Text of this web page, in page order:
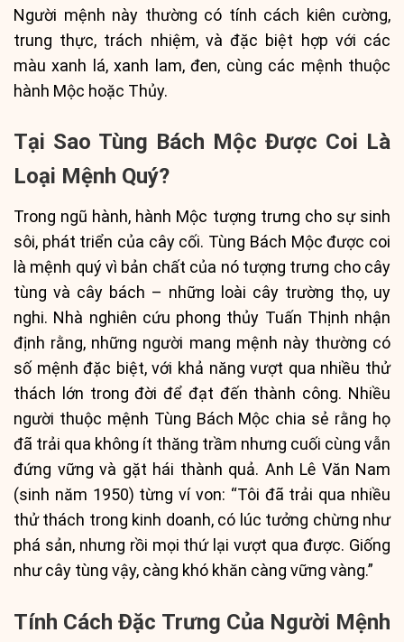
Người mệnh này thường có tính cách kiên cường,
trung thực, trách nhiệm, và đặc biệt hợp với các
màu xanh lá, xanh lam, đen, cùng các mệnh thuộc
hành Mộc hoặc Thủy.
Tại Sao Tùng Bách Mộc Được Coi Là
Loại Mệnh Quý?
Trong ngũ hành, hành Mộc tượng trưng cho sự sinh
sôi, phát triển của cây cối. Tùng Bách Mộc được coi
là mệnh quý vì bản chất của nó tượng trưng cho cây
tùng và cây bách – những loài cây trường thọ, uy
nghi. Nhà nghiên cứu phong thủy Tuấn Thịnh nhận
định rằng, những người mang mệnh này thường có
số mệnh đặc biệt, với khả năng vượt qua nhiều thử
thách lớn trong đời để đạt đến thành công. Nhiều
người thuộc mệnh Tùng Bách Mộc chia sẻ rằng họ
đã trải qua không ít thăng trầm nhưng cuối cùng vẫn
đứng vững và gặt hái thành quả. Anh Lê Văn Nam
(sinh năm 1950) từng ví von: “Tôi đã trải qua nhiều
thử thách trong kinh doanh, có lúc tưởng chừng như
phá sản, nhưng rồi mọi thứ lại vượt qua được. Giống
như cây tùng vậy, càng khó khăn càng vững vàng.”
Tính Cách Đặc Trưng Của Người Mệnh